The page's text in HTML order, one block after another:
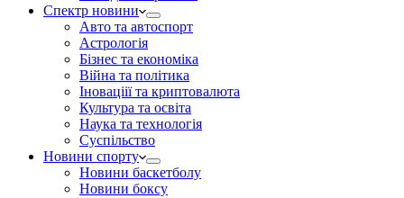
Спектр новини
Авто та автоспорт
Астрологія
Бізнес та економіка
Війна та політика
Іноваціії та криптовалюта
Культура та освіта
Наука та технологія
Суспільство
Новини спорту
Новини баскетболу
Новини боксу